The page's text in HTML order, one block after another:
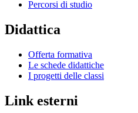
Percorsi di studio
Didattica
Offerta formativa
Le schede didattiche
I progetti delle classi
Link esterni